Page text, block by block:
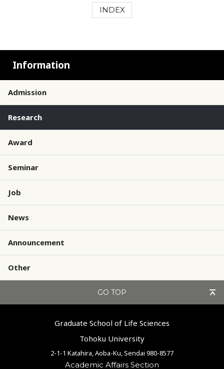
INDEX
Information
Admission
Research
Award
Seminar
Job
News
Announcement
Other
GO TOP
Graduate School of Life Sciences
Tohoku University
2-1-1 Katahira, Aoba-Ku, Sendai 980-8577
Academic Affairs Section